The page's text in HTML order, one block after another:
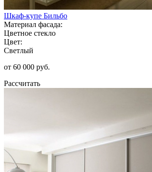
Шкаф-купе Бильбо
Материал фасада:
Цветное стекло
Цвет:
Светлый
от 60 000 руб.
Рассчитать